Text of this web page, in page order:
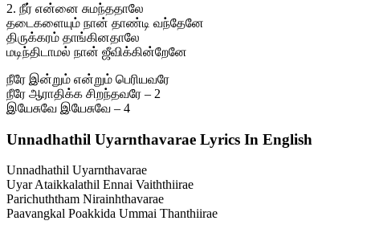
2. நீர் என்னை சுமந்ததாலே
தடைகளையும் நான் தாண்டி வந்தேனே
திருக்கரம் தாங்கினதாலே
மடிந்திடாமல் நான் ஜீவிக்கின்றேனே
நீரே இன்றும் என்றும் பெரியவரே
நீரே ஆராதிக்க சிறந்தவரே – 2
இயேசுவே இயேசுவே – 4
Unnadhathil Uyarnthavarae Lyrics In English
Unnadhathil Uyarnthavarae
Uyar Ataikkalathil Ennai Vaiththiirae
Parichuththam Nirainhthavarae
Paavangkal Poakkida Ummai Thanthiirae